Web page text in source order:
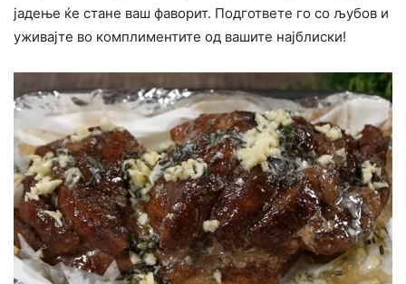
јадење ќе стане ваш фаворит. Подгответе го со љубов и
уживајте во комплиментите од вашите најблиски!